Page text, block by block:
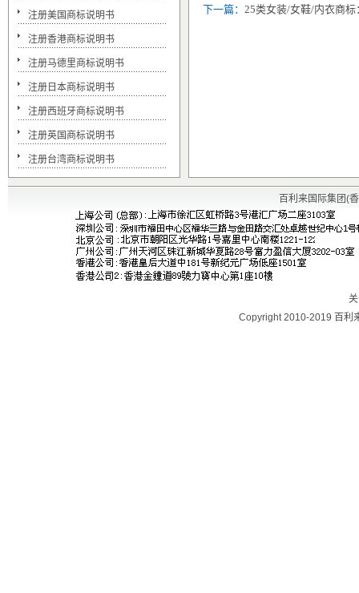
下一篇： 25类女装/女鞋/内衣商
注册美国商标说明书
注册香港商标说明书
注册马德里商标说明书
注册日本商标说明书
注册西班牙商标说明书
注册英国商标说明书
注册台湾商标说明书
百利来国际集团(
Copyright 2010-2019 百利